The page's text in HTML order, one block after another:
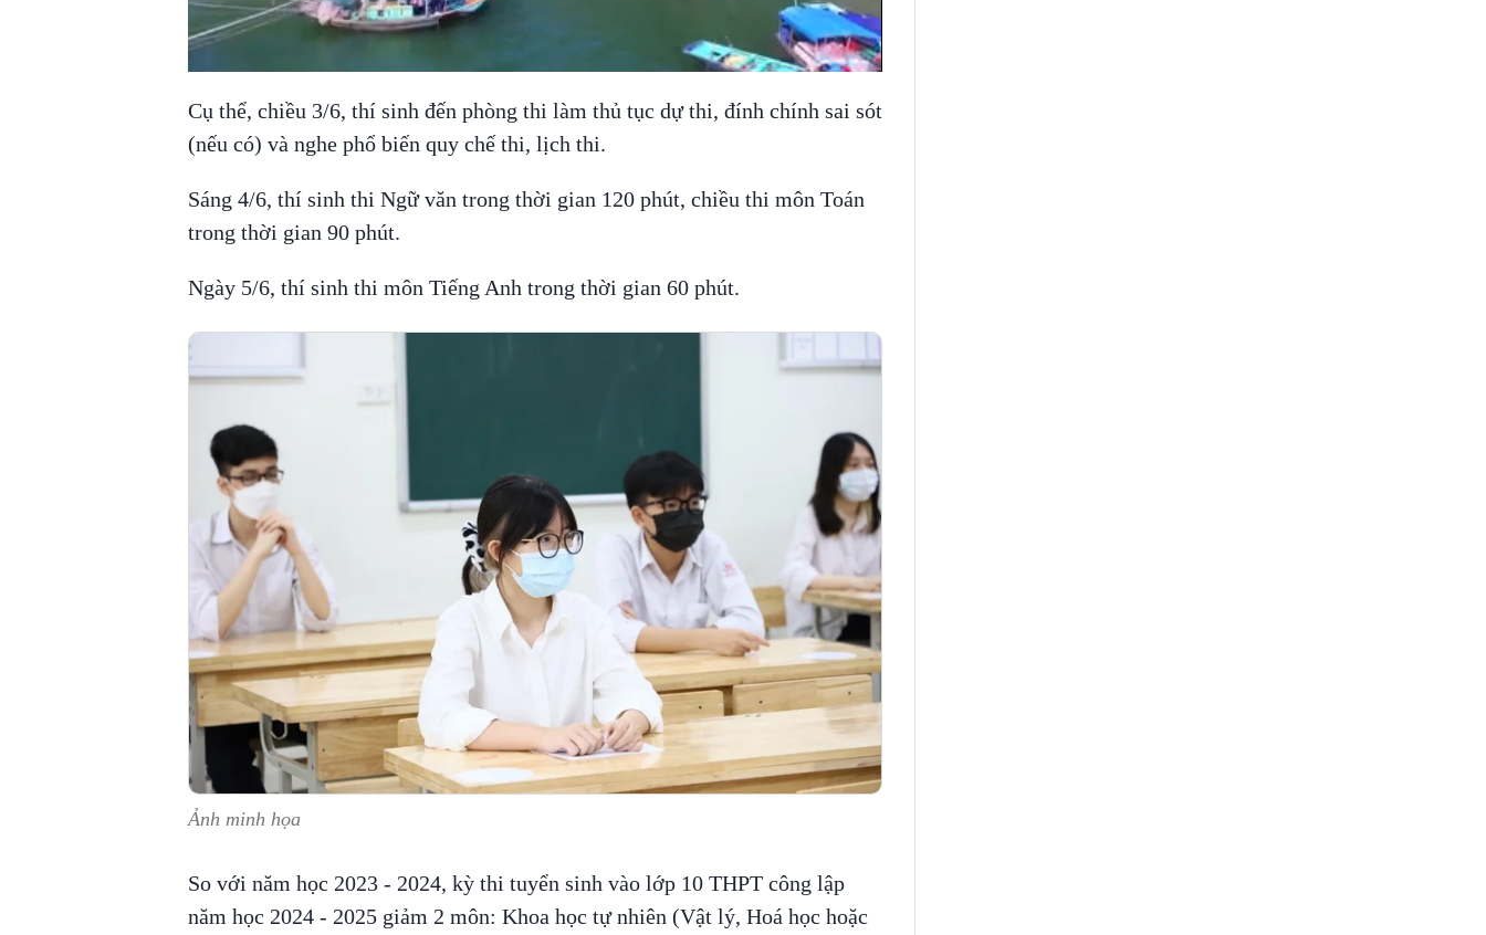
Cụ thể, chiều 3/6, thí sinh đến phòng thi làm thủ tục dự thi, đính chính sai sót
(nếu có) và nghe phổ biến quy chế thi, lịch thi.
Sáng 4/6, thí sinh thi Ngữ văn trong thời gian 120 phút, chiều thi môn Toán
trong thời gian 90 phút.
Ngày 5/6, thí sinh thi môn Tiếng Anh trong thời gian 60 phút.
Ảnh minh họa
So với năm học 2023 - 2024, kỳ thi tuyển sinh vào lớp 10 THPT công lập
năm học 2024 - 2025 giảm 2 môn: Khoa học tự nhiên (Vật lý, Hoá học hoặc